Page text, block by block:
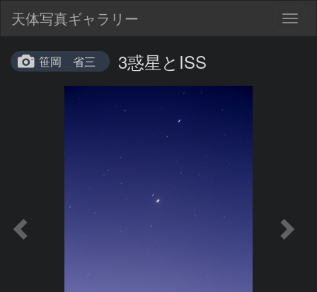
天体写真ギャラリー
笹岡 省三 3惑星とISS